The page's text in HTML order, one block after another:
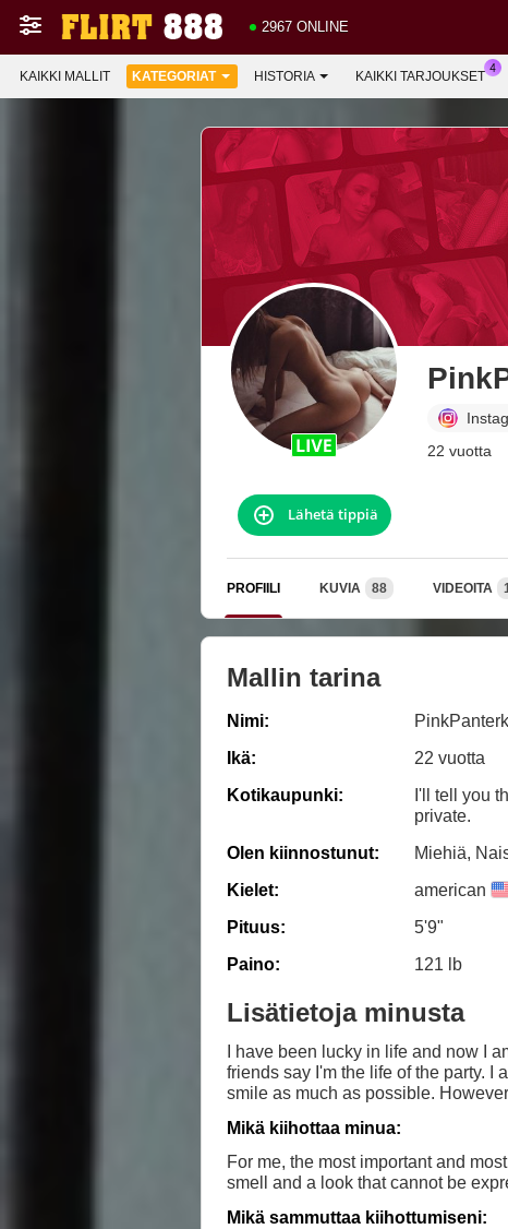
2967 ONLINE
KAIKKI MALLIT KATEGORIAT HISTORIA KAIKKI TARJOUKSET
22 vuotta
Lähetä tippiä
PROFIILI KUVIA 88 VIDEOITA
Mallin tarina
Nimi:
Ikä:
22 vuotta
Kotikaupunki:
I'll tell you
private.
Olen kiinnostunut:
Miehiä,
Kielet:
american
Pituus:
5'9"
Paino:
121 lb
Lisätietoja minusta
I have been lucky in life and now I
friends say I'm the life of the party. I
smile as
Mikä kiihottaa minua:
For me, the most important and
smell and a look that cannot be
Mikä sammuttaa kiihottumiseni: